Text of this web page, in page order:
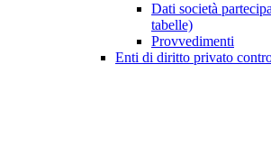
Dati società
tabelle)
Provvedimenti
Enti di diritto privato